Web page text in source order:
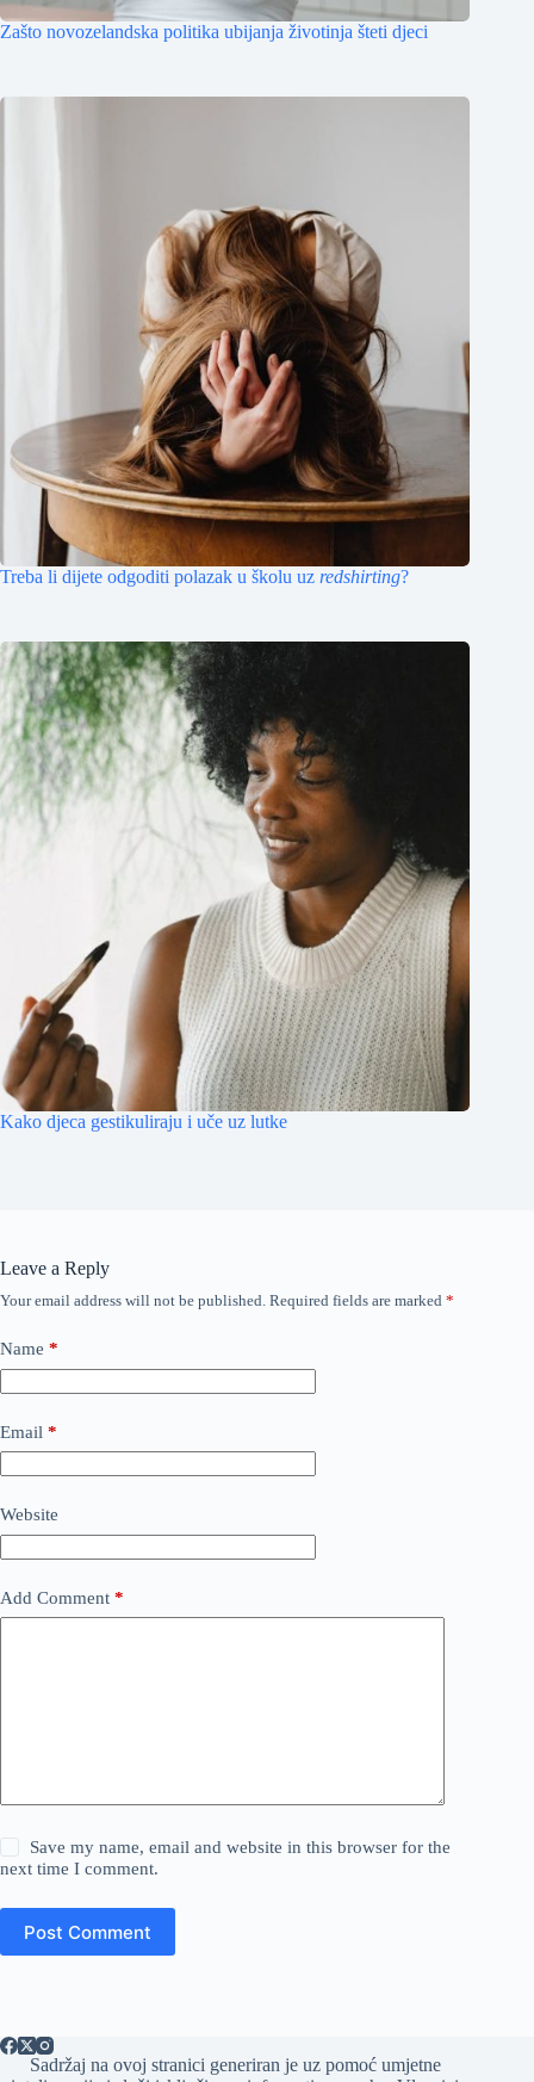
Zašto novozelandska politika ubijanja životinja šteti djeci
Treba li dijete odgoditi polazak u školu uz redshirting?
Kako djeca gestikuliraju i uče uz lutke
Leave a Reply
Your email address will not be published. Required fields are marked *
Name *
Email *
Website
Add Comment *
Save my name, email and website in this browser for the
next time I comment.
Post Comment
Sadržaj na ovoj stranici generiran je uz pomoć umjetne